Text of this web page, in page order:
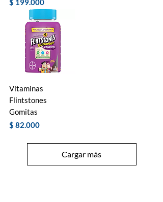
$ 199.000
Vitaminas
Flintstones
Gomitas
Precio
$ 82.000
Cargar más